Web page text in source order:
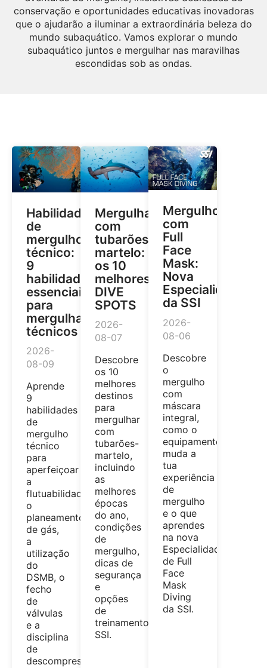
conservação e oportunidades educativas inovadoras
que o ajudarão a iluminar a extraordinária beleza do
mundo subaquático. Vamos explorar o mundo
subaquático juntos e mergulhar nas maravilhas
escondidas sob as ondas.
Habilidades
de
mergulho
técnico:
9
habilidades
essenciais
para
mergulhadores
técnicos
2026-
08-09
Aprende
9
habilidades
de
mergulho
técnico
para
aperfeiçoar
a
flutuabilidade,
o
planeamento
de gás,
a
utilização
do
DSMB, o
fecho
de
válvulas
e a
disciplina
de
descompressão.
Mergulhar
com
tubarões-
martelo:
os 10
melhores
DIVE
SPOTS
2026-
08-07
Descobre
os 10
melhores
destinos
para
mergulhar
com
tubarões-
martelo,
incluindo
as
melhores
épocas
do ano,
condições
de
mergulho,
dicas de
segurança
e
opções
de
treinamento
SSI.
Mergulho
com
Full
Face
Mask:
Nova
Especialidade
da SSI
2026-
08-06
Descobre
o
mergulho
com
máscara
integral,
como o
equipamento
muda a
tua
experiência
de
mergulho
e o que
aprendes
na nova
Especialidade
de Full
Face
Mask
Diving
da SSI.